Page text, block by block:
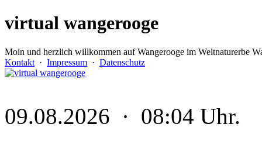
virtual wangerooge
Moin und herzlich willkommen auf Wangerooge im Weltnaturerbe
Kontakt · Impressum · Datenschutz
09.08.2026 · 08:04 Uhr.